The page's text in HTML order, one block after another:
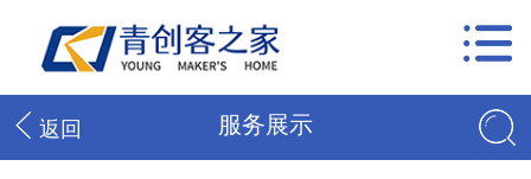
返回 服务展示